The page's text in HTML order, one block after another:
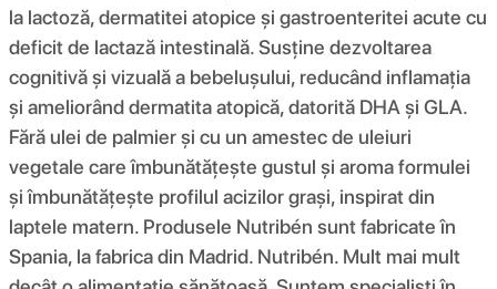
la lactoză, dermatitei atopice și gastroenteritei acute cu
deficit de lactază intestinală. Susține dezvoltarea
cognitivă și vizuală a bebelușului, reducând inflamația
și ameliorând dermatita atopică, datorită DHA și GLA.
Fără ulei de palmier și cu un amestec de uleiuri
vegetale care îmbunătățește gustul și aroma formulei
și îmbunătățește profilul acizilor grași, inspirat din
laptele matern. Produsele Nutribén sunt fabricate în
Spania, la fabrica din Madrid. Nutribén. Mult mai mult